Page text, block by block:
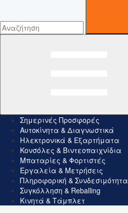
Σημερινές Προσφορές
Αυτοκίνητα & Διαγνωστικά
Ηλεκτρονικά & Εξαρτήματα
Κονσόλες & Βιντεοπαιχνίδια
Μπαταρίες & Φορτιστές
Εργαλεία & Μετρήσεις
Πληροφορική & Συνδεσιμότητα
Συγκόλληση & Reballing
Κινητά & Τάμπλετ